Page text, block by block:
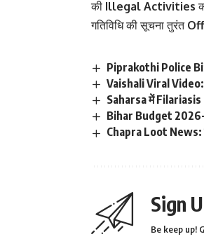
की Illegal Activities
गतिविधि की सूचना तुरंत
Piprakothi Police
Vaishali Viral Video:
Saharsa में Filariasis
Bihar Budget 2026-
Chapra Loot News:
Sign
Be keep up!